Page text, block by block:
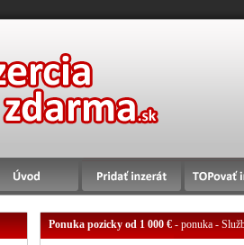
Ponuka pozicky od 1 000 €- ponuka -